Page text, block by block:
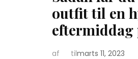
outfit til en
eftermiddag
af tilmarts 11, 2023